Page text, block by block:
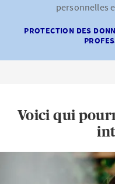
personnelles
PROTECTION DES
Voici qui